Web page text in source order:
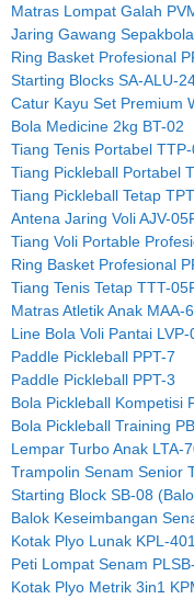
Matras Lompat Galah
Jaring Gawang
Ring Basket Profesional
Starting Blocks SA-ALU-
Catur Kayu Set Premium
Bola Medicine 2kg BT-02
Tiang Tenis Portabel
Tiang Pickleball Portabel
Tiang Pickleball Tetap
Antena Jaring Voli AJV-
Tiang Voli Portable
Ring Basket Profesional
Tiang Tenis Tetap TTT-
Matras Atletik Anak MAA-
Line Bola Voli Pantai LVP-
Paddle Pickleball PPT-7
Paddle Pickleball PPT-3
Bola Pickleball Kompetisi
Bola Pickleball Training
Lempar Turbo Anak LTA-
Trampolin Senam Senior
Starting Block SB-08
Balok Keseimbangan
Kotak Plyo Lunak KPL-401
Peti Lompat Senam
Kotak Plyo Metrik 3in1